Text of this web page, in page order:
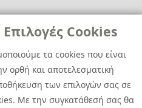
Cookies
τα cookies που είναι
ορθή και αποτελεσματική
των επιλογών σας σε
Με την συγκατάθεσή σας θα